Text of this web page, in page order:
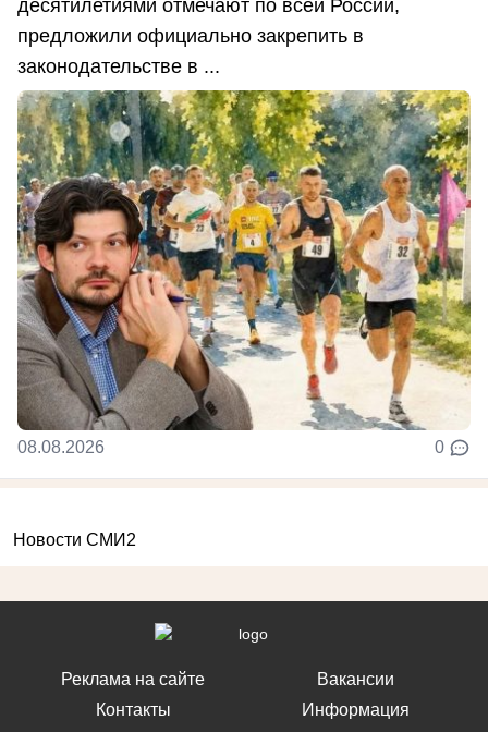
десятилетиями отмечают по всей России,
предложили официально закрепить в
законодательстве в ...
08.08.2026 0
Новости СМИ2
Реклама на сайте
Контакты
Вакансии
Информация